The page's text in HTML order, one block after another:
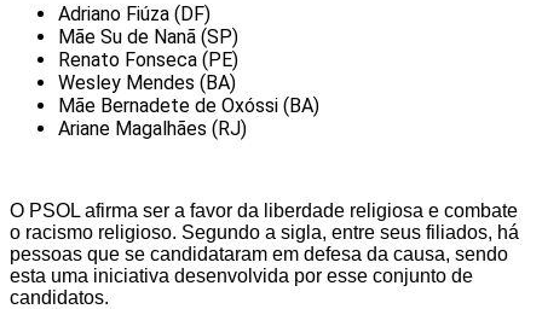
Adriano Fiúza (DF)
Mãe Su de Nanã (SP)
Renato Fonseca (PE)
Wesley Mendes (BA)
Mãe Bernadete de Oxóssi (BA)
Ariane Magalhães (RJ)
O PSOL afirma ser a favor da liberdade religiosa e combate
o racismo religioso. Segundo a sigla, entre seus filiados, há
pessoas que se candidataram em defesa da causa, sendo
esta uma iniciativa desenvolvida por esse conjunto de
candidatos.